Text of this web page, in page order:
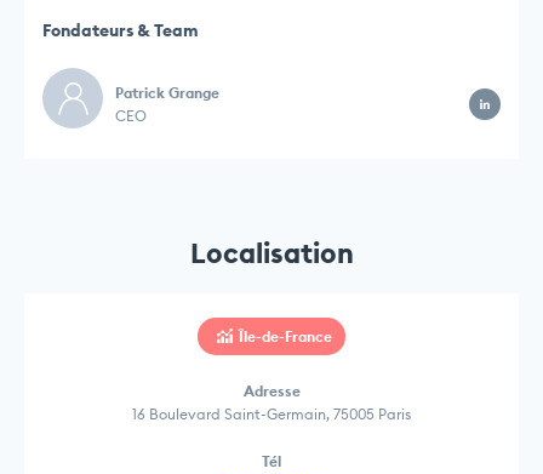
Fondateurs & Team
Patrick Grange
CEO
Localisation
Île-de-France
Adresse
16 Boulevard Saint-Germain, 75005 Paris
Tél